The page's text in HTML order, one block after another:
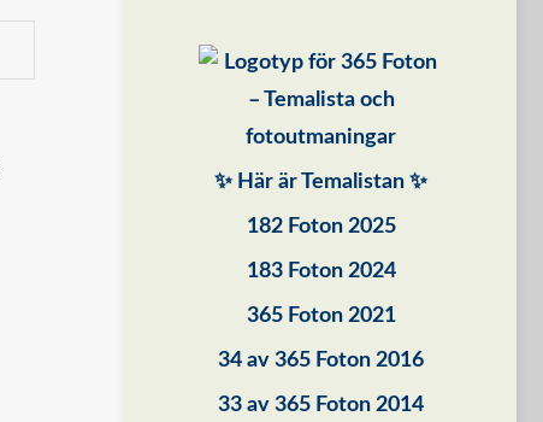
✨ Här är Temalistan ✨
182 Foton 2025
183 Foton 2024
365 Foton 2021
34 av 365 Foton 2016
33 av 365 Foton 2014